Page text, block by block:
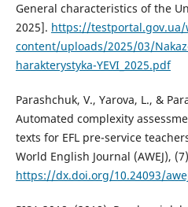
General characteristics of the
2025]. https://testportal.gov.ua/
content/uploads/2025/03/
harakterystyka-YEVI_2025.pdf
Parashchuk, V., Yarova, L., &
Automated complexity
texts for EFL pre-service
World English Journal (AWEJ),
https://dx.doi.org/10.24093/